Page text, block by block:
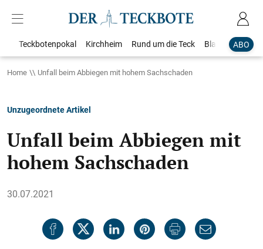
ABO
Teckbotenpokal Kirchheim Rund um die Teck Blaulicht
Home Unfall beim Abbiegen mit hohem Sachschaden
Unzugeordnete Artikel
Unfall beim Abbiegen mit
hohem Sachschaden
30.07.2021